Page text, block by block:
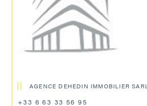
AGENCE DEHEDIN IMMOBILIER SARL
+33 6 63 33 56 95